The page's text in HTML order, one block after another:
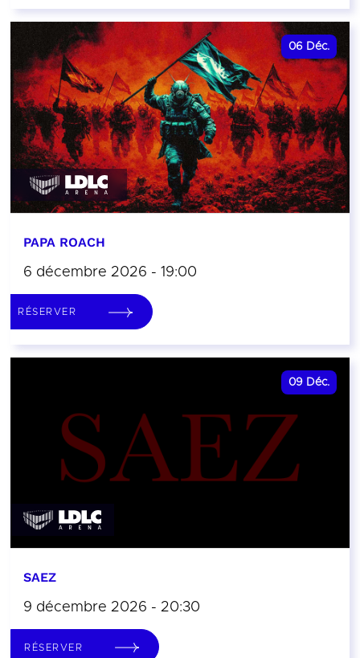
06 Déc.
PAPA ROACH
6 décembre 2026 - 19:00
RÉSERVER
09 Déc.
SAEZ
9 décembre 2026 - 20:30
RÉSERVER